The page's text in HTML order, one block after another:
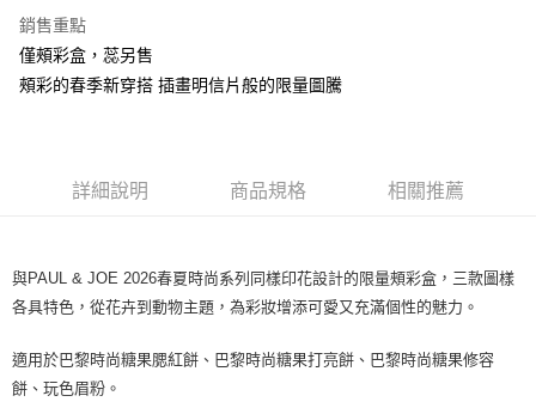
聯邦商業銀行
元大商業銀行
台新國際商業銀行
中國信託商業銀行
運送方式
測試中請勿選取(萊爾富)
每筆NT$80，滿NT$1,200(含以上)免運費
每筆NT$80，滿NT$1,200(含以上)免運費
銷售重點
僅頰彩盒，蕊另售
頰彩的春季新穿搭 插畫明信片般的限量圖騰
詳細說明 商品規格 相關推薦
與PAUL & JOE 2026春夏時尚系列同樣印花設計的限量頰彩盒，三款圖樣
各具特色，從花卉到動物主題，為彩妝增添可愛又充滿個性的魅力。
適用於巴黎時尚糖果腮紅餅、巴黎時尚糖果打亮餅、巴黎時尚糖果修容
餅、玩色眉粉。